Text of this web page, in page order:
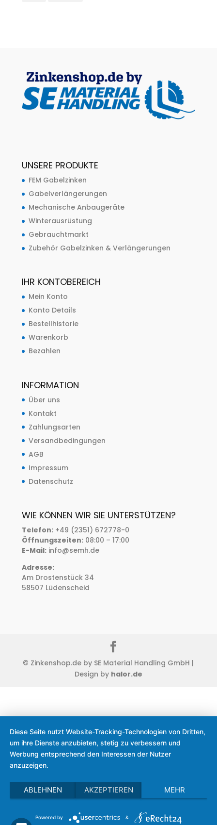
UNSERE PRODUKTE
FEM Gabelzinken
Gabelverlängerungen
Mechanische Anbaugeräte
Winterausrüstung
Gebrauchtmarkt
Zubehör Gabelzinken & Verlängerungen
IHR KONTOBEREICH
Mein Konto
Konto Details
Bestellhistorie
Warenkorb
Bezahlen
INFORMATION
Über uns
Kontakt
Zahlungsarten
Versandbedingungen
AGB
Impressum
Datenschutz
WIE KÖNNEN WIR SIE UNTERSTÜTZEN?
Telefon:+49 (2351) 672778-0
Öffnungszeiten:08:00 – 17:00
E-Mail:info@semh.de
Adresse:
Am Drostenstück 34
58507 Lüdenscheid
© Zinkenshop.de by SE Material Handling GmbH |
Design by halor.de
Diese Seite nutzt Website-Tracking-Technologien von Dritten,
um ihre Dienste anzubieten, stetig zu verbessern und
Werbung entsprechend den Interessen der Nutzer
anzuzeigen.
ABLEHNEN AKZEPTIEREN MEHR
Powered by &